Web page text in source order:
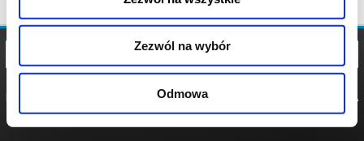
Zezwól na wybór
Odmowa
POLITYKA
POLITYKA